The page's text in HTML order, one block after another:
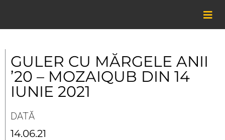
content
GULER CU MĂRGELE ANII
’20 – MOZAIQUB DIN 14
IUNIE 2021
DATĂ
14.06.21